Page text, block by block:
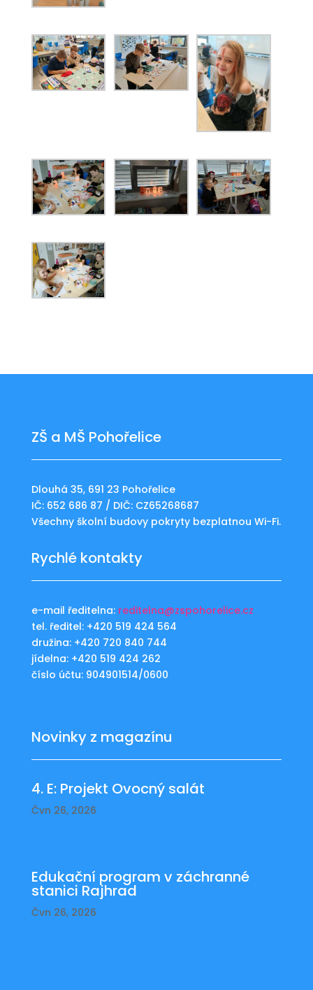
ZŠ a MŠ Pohořelice
Dlouhá 35, 691 23 Pohořelice
IČ: 652 686 87 / DIČ: CZ65268687
Všechny školní budovy pokryty bezplatnou Wi-Fi.
Rychlé kontakty
e-mail ředitelna: reditelna@zspohorelice.cz
tel. ředitel: +420 519 424 564
družina: +420 720 840 744
jídelna: +420 519 424 262
číslo účtu: 904901514/0600
Novinky z magazínu
4. E: Projekt Ovocný salát
Čvn 26, 2026
Edukační program v záchranné
stanici Rajhrad
Čvn 26, 2026